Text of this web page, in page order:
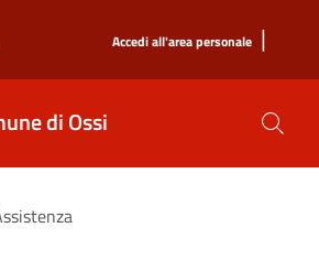
Accedi all'area personale |
di Ossi